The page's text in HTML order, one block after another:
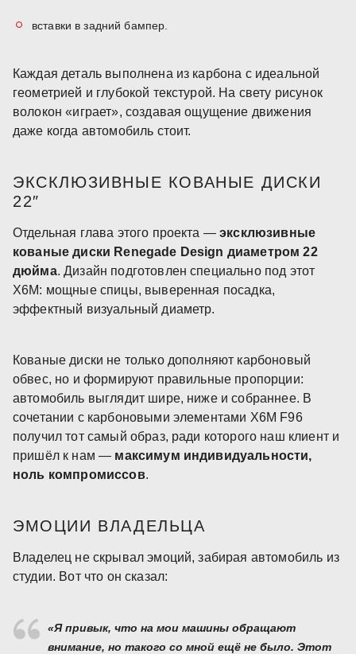
вставки в задний бампер.
Каждая деталь выполнена из карбона с идеальной
геометрией и глубокой текстурой. На свету рисунок
волокон «играет», создавая ощущение движения
даже когда автомобиль стоит.
ЭКСКЛЮЗИВНЫЕ КОВАНЫЕ ДИСКИ
22″
Отдельная глава этого проекта —эксклюзивные
кованые диски Renegade Design диаметром 22
дюйма. Дизайн подготовлен специально под этот
X6M: мощные спицы, выверенная посадка,
эффектный визуальный диаметр.
Кованые диски не только дополняют карбоновый
обвес, но и формируют правильные пропорции:
автомобиль выглядит шире, ниже и собраннее. В
сочетании с карбоновыми элементами X6M F96
получил тот самый образ, ради которого наш клиент и
пришёл к нам — максимум индивидуальности,
ноль компромиссов.
ЭМОЦИИ ВЛАДЕЛЬЦА
Владелец не скрывал эмоций, забирая автомобиль из
студии. Вот что он сказал:
«Я привык, что на мои машины обращают
внимание, но такого со мной ещё не было. Этот